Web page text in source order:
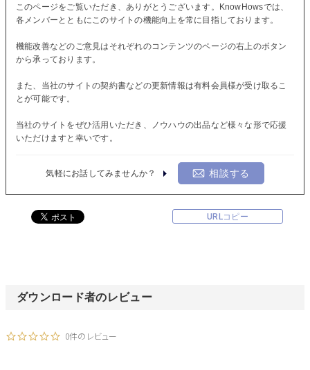
このページをご覧いただき、ありがとうございます。KnowHowsでは、
各メンバーとともにこのサイトの機能向上を常に目指しております。
機能改善などのご意見はそれぞれのコンテンツのページの右上のボタン
から承っております。
また、当社のサイトの契約書などの更新情報は有料会員様が受け取るこ
とが可能です。
当社のサイトをぜひ活用いただき、ノウハウの出品など様々な形で応援
いただけますと幸いです。
気軽にお話してみませんか？ 相談する
URLコピー
ダウンロード者のレビュー
0件のレビュー